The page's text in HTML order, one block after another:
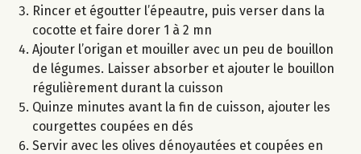
Rincer et égoutter l’épeautre, puis verser dans la
cocotte et faire dorer 1 à 2 mn
Ajouter l’origan et mouiller avec un peu de bouillon
de légumes. Laisser absorber et ajouter le bouillon
régulièrement durant la cuisson
Quinze minutes avant la fin de cuisson, ajouter les
courgettes coupées en dés
Servir avec les olives dénoyautées et coupées en